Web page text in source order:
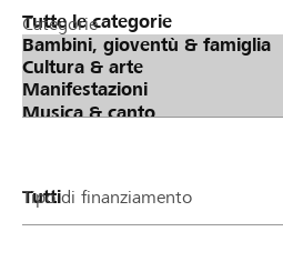
Categorie
Tipo di finanziamento